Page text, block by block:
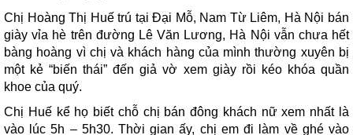
Chị Hoàng Thị Huế trú tại Đại Mỗ, Nam Từ Liêm, Hà Nội bán
giày vỉa hè trên đường Lê Văn Lương, Hà Nội vẫn chưa hết
bàng hoàng vì chị và khách hàng của mình thường xuyên bị
một kẻ “biến thái” đến giả vờ xem giày rồi kéo khóa quần
khoe của quý.
Chị Huế kể họ biết chỗ chị bán đông khách nữ xem nhất là
vào lúc 5h – 5h30. Thời gian ấy, chị em đi làm về ghé vào